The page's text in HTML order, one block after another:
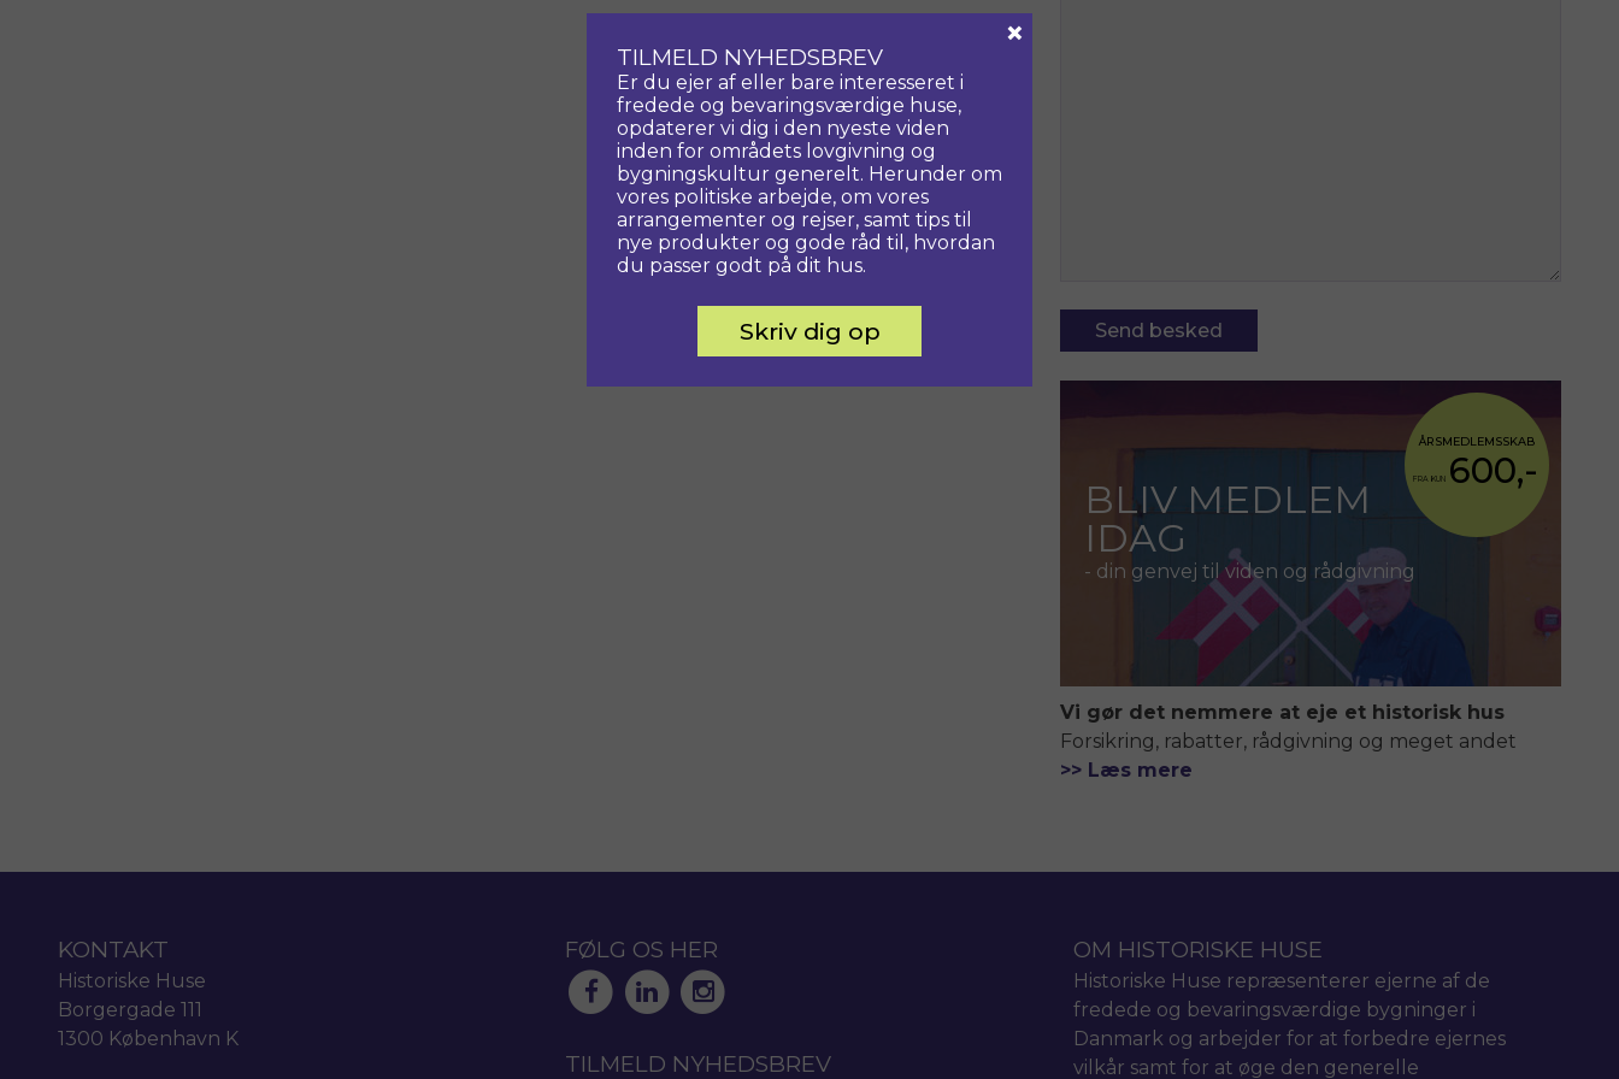
BLIV MEDLEM
IDAG
- din genvej til viden og rådgivning
ÅRSMEDLEMSSKAB
FRA KUN 600,-
Vi gør det nemmere at eje et historisk hus
Forsikring, rabatter, rådgivning og meget andet
>> Læs mere
KONTAKT
Historiske Huse
Borgergade 111
1300 København K
FØLG OS HER
TILMELD NYHEDSBREV
OM HISTORISKE HUSE
Historiske Huse repræsenterer ejerne af de
fredede og bevaringsværdige bygninger i
Danmark og arbejder for at forbedre ejernes
vilkår samt for at øge den generelle
TILMELD NYHEDSBREV
Er du ejer af eller bare interesseret i
fredede og bevaringsværdige huse,
opdaterer vi dig i den nyeste viden
inden for områdets lovgivning og
bygningskultur generelt. Herunder om
vores politiske arbejde, om vores
arrangementer og rejser, samt tips til
nye produkter og gode råd til, hvordan
du passer godt på dit hus.
Skriv dig op
×